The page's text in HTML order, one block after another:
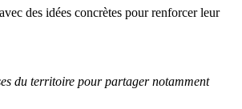
des idées concrètes pour renforcer leur
du territoire pour partager notamment